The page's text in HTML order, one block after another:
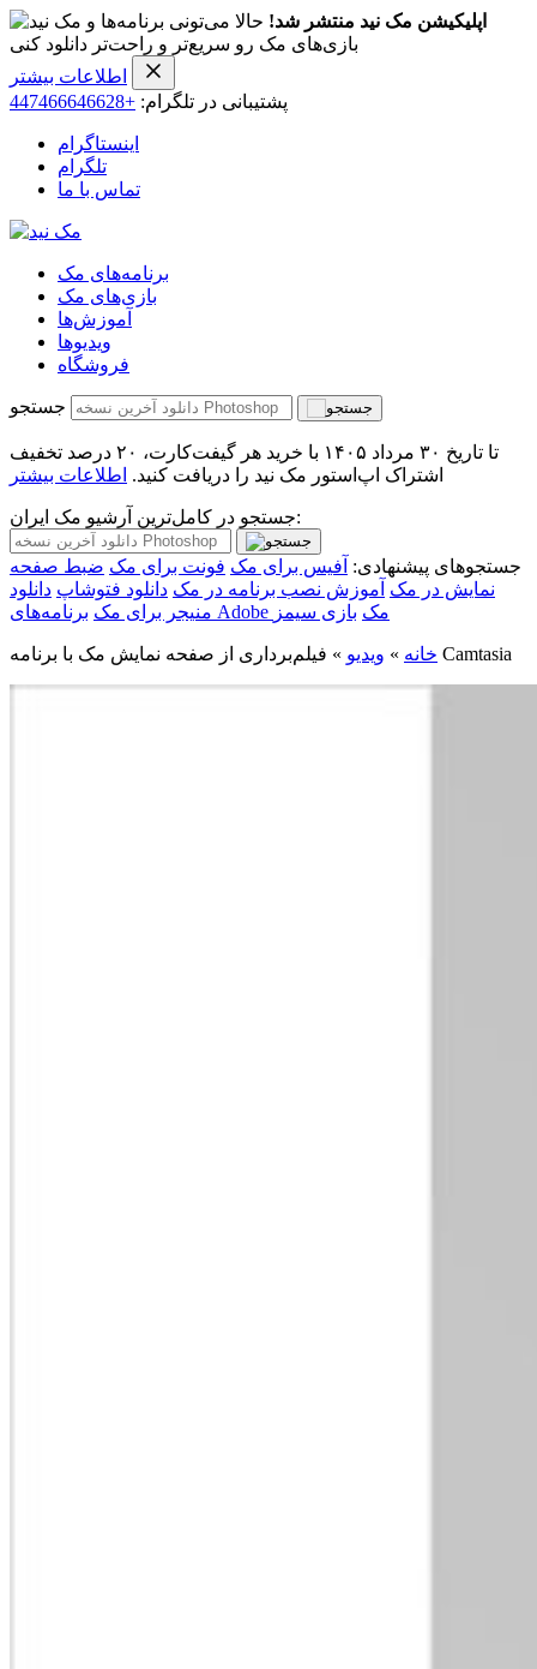
اپلیکیشن مک نید منتشر شد! حالا می‌تونی برنامه‌ها و
بازی‌های مک رو سریع‌تر و راحت‌تر دانلود کنی
اطلاعات بیشتر
پشتیبانی در تلگرام: +447466646628
اینستاگرام
تلگرام
تماس با ما
برنامه‌های مک
بازی‌های مک
آموزش‌ها
ویدیو‌ها
فروشگاه
جستجو
تا تاریخ ۳۰ مرداد ۱۴۰۵ با خرید هر گیفت‌کارت، ۲۰ درصد تخفیف
اشتراک اپ‌استور مک نید را دریافت کنید. اطلاعات بیشتر
جستجو در کامل‌ترین آرشیو مک ایران:
جستجوهای پیشنهادی: آفیس برای مک فونت برای مک ضبط صفحه
نمایش در مک آموزش نصب برنامه در مک دانلود فتوشاپ دانلود
منیجر برای مک
برنامه‌های Adobe مک بازی سیمز
خانه » ویدیو » فیلم‌برداری از صفحه نمایش مک با برنامه Camtasia